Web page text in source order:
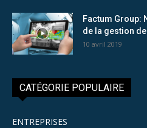
Factum Group:
de la gestion
10 avril 2019
CATÉGORIE POPULAIRE
ENTREPRISES